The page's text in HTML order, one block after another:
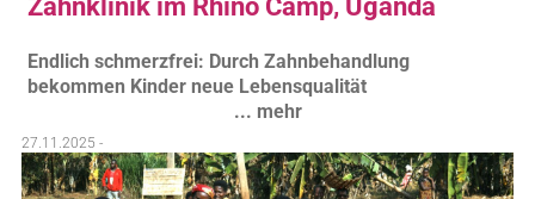
Endlich schmerzfrei: Durch Zahnbehandlung
bekommen Kinder neue Lebensqualität
... mehr
27.11.2025 -